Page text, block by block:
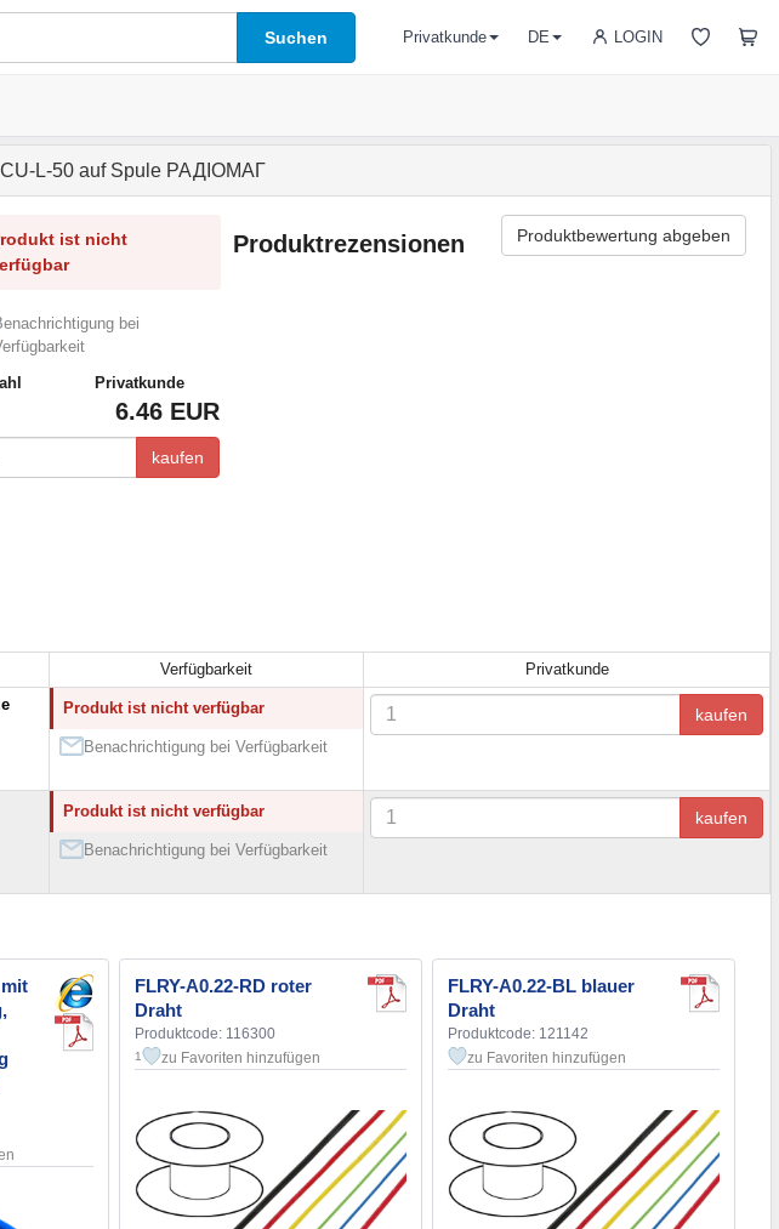
Suchen LOGIN
Privatkunde DE
CU-L-50 auf Spule РАДІОМАГ
ist nicht
bei
Privatkunde
6.46 EUR
kaufen
Produktrezensionen Produktbewertung abgeben
Verfügbarkeit
Privatkunde
Produkt ist nicht verfügbar
Benachrichtigung bei Verfügbarkeit
kaufen
Produkt ist nicht verfügbar
Benachrichtigung bei Verfügbarkeit
kaufen
FLRY-A0.22-RD roter
Draht
Produktcode: 116300
1 zu Favoriten hinzufügen
FLRY-A0.22-BL blauer
Draht
Produktcode: 121142
zu Favoriten hinzufügen